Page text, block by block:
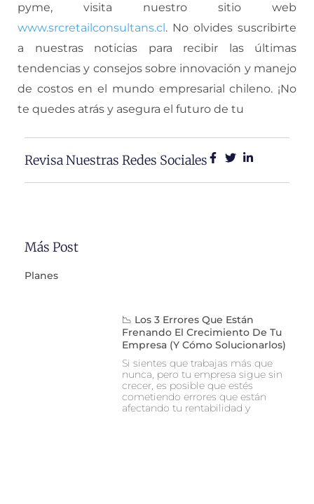
pyme, visita nuestro sitio web
www.srcretailconsultans.cl. No olvides suscribirte
a nuestras noticias para recibir las últimas
tendencias y consejos sobre innovación y manejo
de costos en el mundo empresarial chileno. ¡No
te quedes atrás y asegura el futuro de tu
Revisa Nuestras Redes Sociales
Más Post
Planes
📉 Los 3 Errores Que Están
Frenando El Crecimiento De Tu
Empresa (y Cómo Solucionarlos)
Si sientes que trabajas más que
nunca, pero tu empresa sigue sin
crecer, es posible que estés
cometiendo errores que están
afectando tu rentabilidad y